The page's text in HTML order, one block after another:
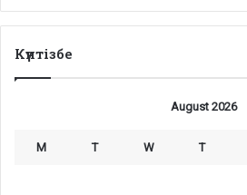
Күнтізбе
August 2026
M T W T